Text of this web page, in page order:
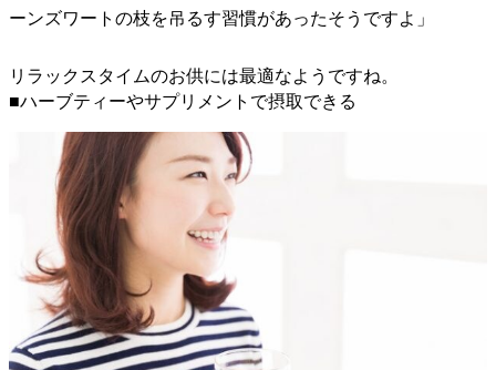
ーンズワートの枝を吊るす習慣があったそうですよ」
リラックスタイムのお供には最適なようですね。
■ハーブティーやサプリメントで摂取できる